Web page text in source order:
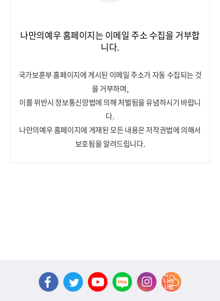
나만의예우 홈페이지는 이메일 주소 수집을 거부합
니다.
국가보훈부 홈페이지에 게시된 이메일 주소가 자동 수집되는 것
을 거부하며,
이를 위반시 정보통신망법에 의해 처벌됨을 유념하시기 바랍니
다.
나만의예우 홈페이지에 게재된 모든 내용은 저작권법에 의해서
보호됨을 알려드립니다.